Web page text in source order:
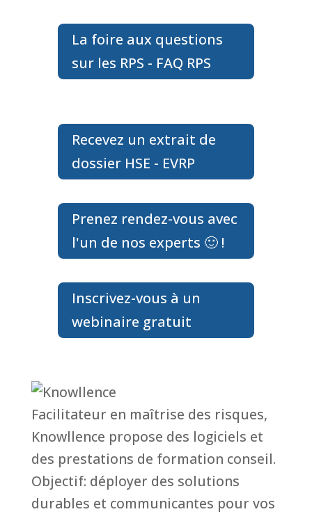
La foire aux questions
sur les RPS - FAQ RPS
Recevez un extrait de
dossier HSE - EVRP
Prenez rendez-vous avec
l'un de nos experts 🙂 !
Inscrivez-vous à un
webinaire gratuit
Facilitateur en maîtrise des risques,
Knowllence propose des logiciels et
des prestations de formation conseil.
Objectif: déployer des solutions
durables et communicantes pour vos